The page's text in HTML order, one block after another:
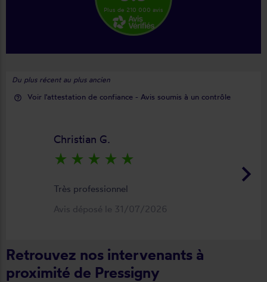
Plus de 210 000 avis
Du plus récent au plus ancien
help_outline Voir l'attestation de confiance - Avis soumis à un contrôle
keyboard_arrow_right
Christian G.
star_rate star_rate star_rate star_rate star_rate
Très professionnel
Avis déposé le 31/07/2026
Retrouvez nos intervenants à
proximité de Pressigny